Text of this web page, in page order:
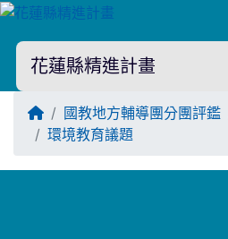
花蓮縣精進計畫
回首頁國教地方輔導團分團評鑑
環境教育議題